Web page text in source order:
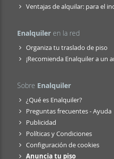
Ventajas de alquilar: para el
Enalquiler en la red
Organiza tu traslado de piso
¡Recomienda Enalquiler a un
Sobre Enalquiler
¿Qué es Enalquiler?
Preguntas frecuentes - Ayuda
Publicidad
Políticas y Condiciones
Configuración de cookies
Anuncia tu piso